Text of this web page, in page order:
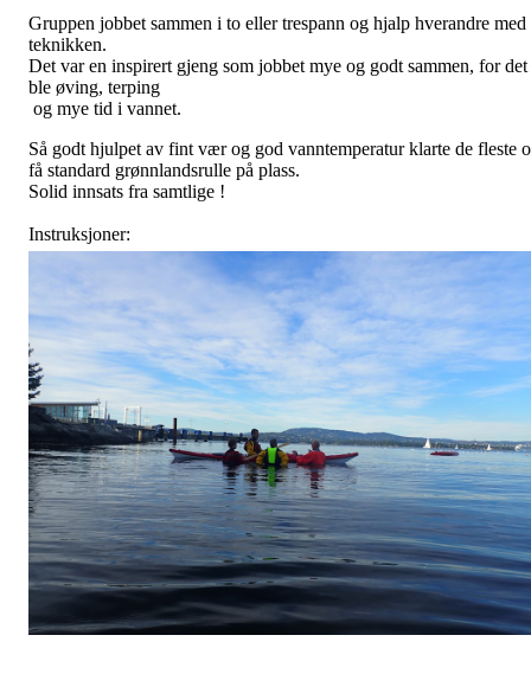
Gruppen jobbet sammen i to eller trespann og hjalp hverandre med
teknikken.
Det var en inspirert gjeng som jobbet mye og godt sammen, for det
ble øving, terping
og mye tid i vannet.
Så godt hjulpet av fint vær og god vanntemperatur klarte de fleste
få standard grønnlandsrulle på plass.
Solid innsats fra samtlige !
Instruksjoner: